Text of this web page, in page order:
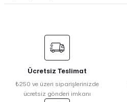
Ücretsiz Teslimat
₺250 ve üzeri siparişlerinizde
ücretsiz gönderi imkanı